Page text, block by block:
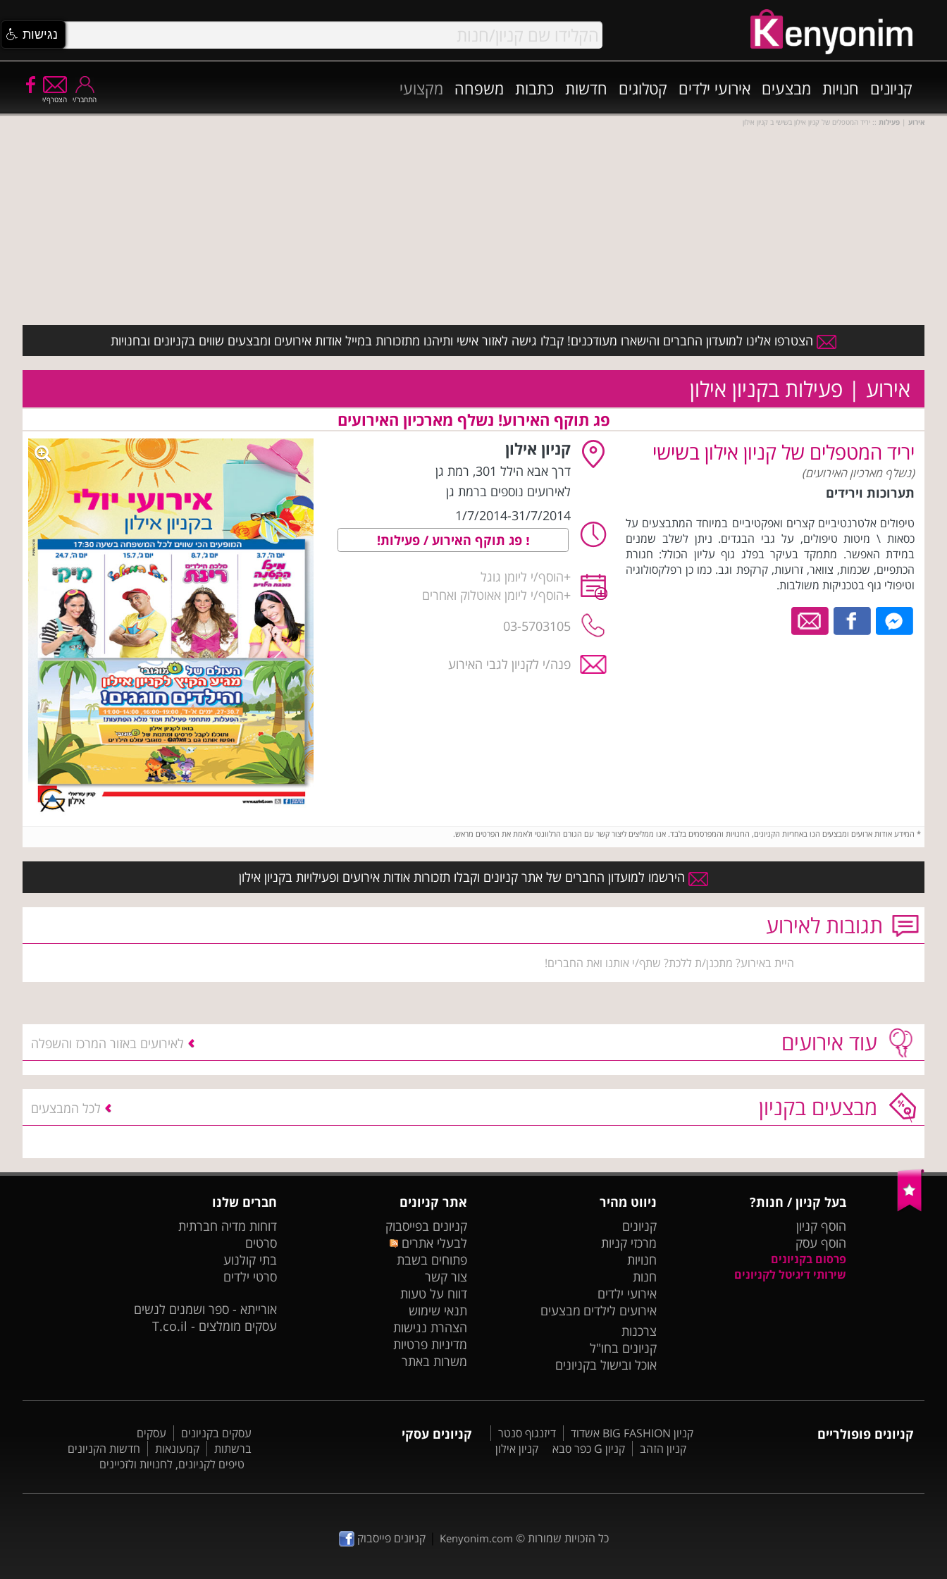
קניונים חנויות מבצעים אירועי ילדים קטלוגים חדשות כתבות משפחה מקצועי
הצטרף/י התחבר/י
אירוע | פעילות :: יריד המטפלים של קניון אילון בשישי ב קניון אילון
הצטרפו אלינו למועדון החברים והישארו מעודכנים! קבלו גישה לאזור אישי ותיהנו מתזכורות במייל אודות אירועים ומבצעים שווים בקניונים ובחנויות
אירוע | פעילות בקניון אילון
פג תוקף האירוע! נשלף מארכיון האירועים
יריד המטפלים של קניון אילון בשישי
(נשלף מארכיון האירועים)
תערוכות וירידים
טיפולים אלטרנטיביים קצרים ואפקטיביים במיוחד המתבצעים על
כסאות \ מיטות טיפולים, על גבי הבגדים. ניתן לשלב שמנים
במידת האפשר. מתמקד בעיקר בפלג גוף עליון הכולל: חגורת
הכתפיים, שכמות, צוואר, זרועות, קרקפת וגב. כמו כן רפלקסולוגיה
וטיפולי גוף בטכניקות משולבות.
קניון אילון
דרך אבא הילל 301 , רמת גן
לאירועים נוספים ברמת גן
1/7/2014-31/7/2014
פג תוקף האירוע / פעילות!
+הוסף/י ליומן גוגל
+הוסף/י ליומן אאוטלוק ואחרים
03-5703105
פנה/י לקניון לגבי האירוע
* המידע אודות ארועים ומבצעים הנו באחריות הקניונים, החנויות והמפרסמים בלבד. אנו ממליצים ליצור קשר עם הגורם הרלוונטי ולאמת את הפרטים מראש.
הירשמו למועדון החברים של אתר קניונים וקבלו תזכורות אודות אירועים ופעילויות בקניון אילון
תגובות לאירוע
היית באירוע? מתכנן/ת ללכת? שתף/י אותנו ואת החברים!
עוד אירועים לאירועים באזור המרכז והשפלה
מבצעים בקניון לכל המבצעים
בעל קניון / חנות?
הוסף קניון
הוסף עסק
פרסום בקניונים
שירותי דיגיטל לקניונים
ניווט מהיר
קניונים
מרכזי קניות
חנויות
חנות
אירועי ילדים
אירועים לילדים מבצעים
צרכנות
קניונים בחו"ל
אוכל ובישול בקניונים
אתר קניונים
קניונים בפייסבוק
לבעלי אתרים
פתוחים בשבת
צור קשר
דווח על טעות
תנאי שימוש
הצהרת נגישות
מדיניות פרטיות
משרות באתר
חברים שלנו
דוחות מדיה חברתית
סרטים
בתי קולנוע
סרטי ילדים
אורייתא - ספר ושמנים לנשים
עסקים מומלצים - T.co.il
קניונים פופולריים קניון BIG FASHION אשדוד
דיזנגוף סנטר
קניון הזהב
קניון G כפר סבא קניון אילון
קניונים עסקי עסקים בקניונים
עסקים
ברשתות
קמעונאות
חדשות הקניונים
טיפים לקניונים, לחנויות ולזכיינים
כל הזכויות שמורות © Kenyonim.com
|קניונים פייסבוק
נגישות